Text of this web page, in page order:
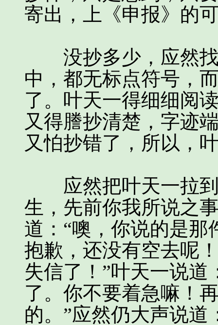
寄出，上《申报》的
没抄多少，应然找
中，都无标点符号，
了。叶天一得细细阅
又得謄抄清楚，字迹
又怕抄错了，所以，
应然把叶天一拉到
生，先前你我所说之
道：“噢，你说的是
抱歉，还没有空去呢
失信了！”叶天一说道
了。你不要着急嘛！
的。”应然仍大声说道